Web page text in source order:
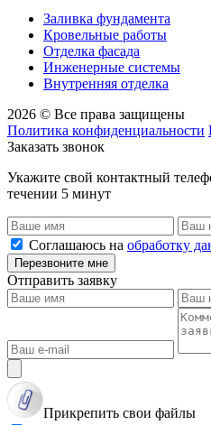
Заливка фундамента
Кровельные работы
Отделка фасада
Инженерные системы
Внутренняя отделка
2026 © Все права защищены
Политика конфиденциальности
Заказать звонок
Укажите свой контактный
течении 5 минут
Соглашаюсь на обработку
Перезвоните мне
Отправить заявку
Прикрепить свои файлы